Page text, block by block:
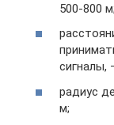
500-800 м;
сигналы,
радиус
м;